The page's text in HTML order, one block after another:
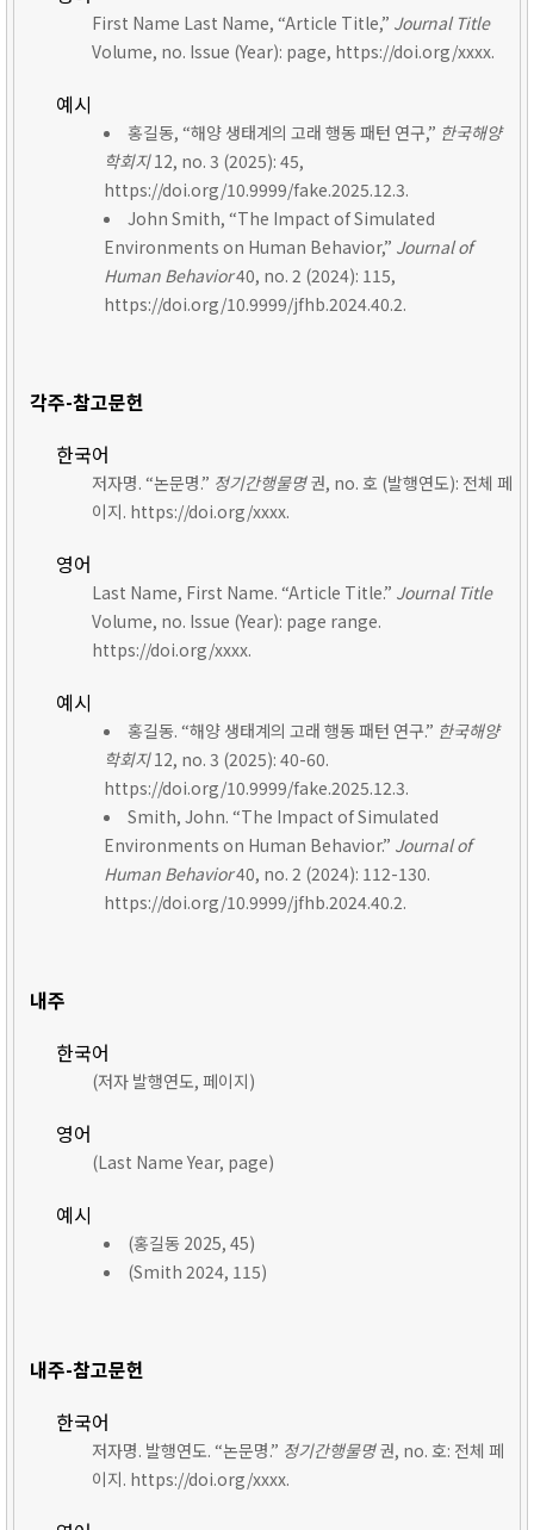
First Name Last Name, “Article Title,” Journal Title
Volume, no. Issue (Year): page, https://doi.org/xxxx.
예시
홍길동, “해양 생태계의 고래 행동 패턴 연구,” 한국해양
학회지12, no. 3 (2025): 45,
https://doi.org/10.9999/fake.2025.12.3.
John Smith, “The Impact of Simulated
Environments on Human Behavior,” Journal of
Human Behavior40, no. 2 (2024): 115,
https://doi.org/10.9999/jfhb.2024.40.2.
각주-참고문헌
한국어
저자명. “논문명.” 정기간행물명권, no. 호 (발행연도): 전체 페
이지. https://doi.org/xxxx.
영어
Last Name, First Name. “Article Title.” Journal Title
Volume, no. Issue (Year): page range.
https://doi.org/xxxx.
예시
홍길동. “해양 생태계의 고래 행동 패턴 연구.” 한국해양
학회지12, no. 3 (2025): 40-60.
https://doi.org/10.9999/fake.2025.12.3.
Smith, John. “The Impact of Simulated
Environments on Human Behavior.” Journal of
Human Behavior40, no. 2 (2024): 112-130.
https://doi.org/10.9999/jfhb.2024.40.2.
내주
한국어
(저자 발행연도, 페이지)
영어
(Last Name Year, page)
예시
(홍길동 2025, 45)
(Smith 2024, 115)
내주-참고문헌
한국어
저자명. 발행연도. “논문명.” 정기간행물명권, no. 호: 전체 페
이지. https://doi.org/xxxx.